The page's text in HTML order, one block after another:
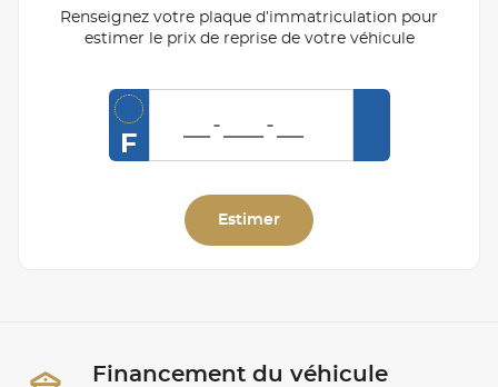
Renseignez votre plaque d’immatriculation pour
estimer le prix de reprise de votre véhicule
F
Estimer
Financement du véhicule